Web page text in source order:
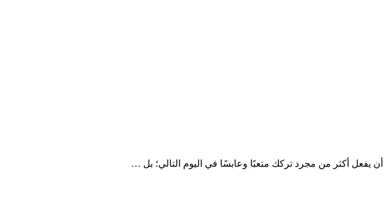
يفعل أكثر من مجرد تركك متعبًا وعابسًا في اليوم التالي؛ بل …